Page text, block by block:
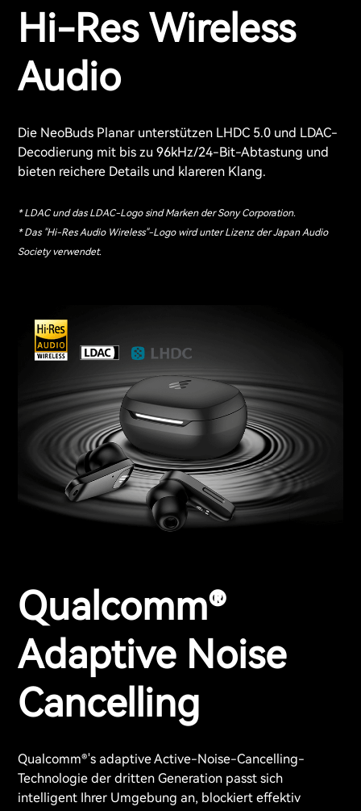
Hi-Res Wireless
Audio
Die NeoBuds Planar unterstützen LHDC 5.0 und LDAC-
Decodierung mit bis zu 96kHz/24-Bit-Abtastung und
bieten reichere Details und klareren Klang.
* LDAC und das LDAC-Logo sind Marken der Sony Corporation.
* Das "Hi-Res Audio Wireless"-Logo wird unter Lizenz der Japan Audio
Society verwendet.
Qualcomm®
Adaptive Noise
Cancelling
Qualcomm®'s adaptive Active-Noise-Cancelling-
Technologie der dritten Generation passt sich
intelligent Ihrer Umgebung an, blockiert effektiv